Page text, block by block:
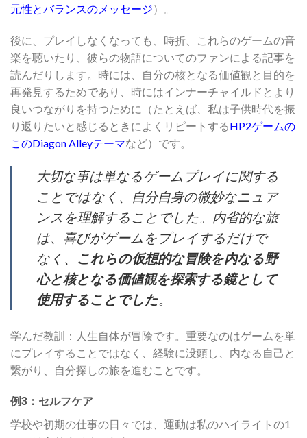
元性とバランスのメッセージ）。
後に、プレイしなくなっても、時折、これらのゲームの音
楽を聴いたり、彼らの物語についてのファンによる記事を
読んだりします。時には、自分の核となる価値観と目的を
再発見するためであり、時にはインナーチャイルドとより
良いつながりを持つために（たとえば、私は子供時代を振
り返りたいと感じるときによくリピートするHP2ゲームの
このDiagon Alleyテーマなど）です。
大切な事は単なるゲームプレイに関する
ことではなく、自分自身の微妙なニュア
ンスを理解することでした。内省的な旅
は、喜びがゲームをプレイするだけで
なく、 これらの仮想的な冒険を内なる野
心と核となる価値観を探索する鏡として
使用することでした。
学んだ教訓：人生自体が冒険です。重要なのはゲームを単
にプレイすることではなく、経験に没頭し、内なる自己と
繋がり、自分探しの旅を進むことです。
例3：セルフケア
学校や初期の仕事の日々では、運動は私のハイライトの1